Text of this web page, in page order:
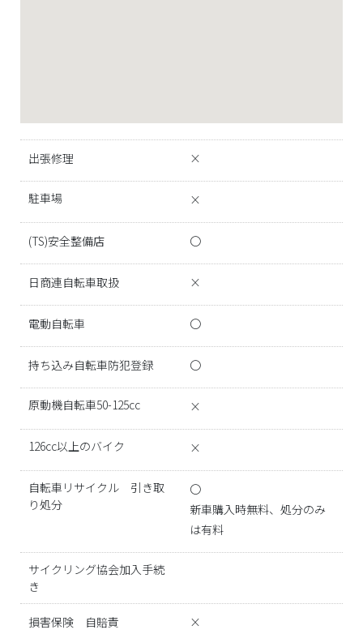
出張修理 ×
駐車場 ×
(TS)安全整備店 〇
日商連自転車取扱 ×
電動自転車 〇
持ち込み自転車防犯登録 〇
原動機自転車50-125cc ×
126cc以上のバイク ×
自転車リサイクル 引き取
り処分
〇
新車購入時無料、処分のみ
は有料
サイクリング協会加入手続
き
損害保険 自賠責 ×